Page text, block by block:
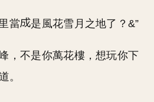
當 是風花雪月之地了？&”
，不是你萬花樓，想玩你下
。